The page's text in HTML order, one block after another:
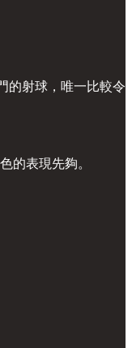
的射球，唯一比較令
的表現先夠。